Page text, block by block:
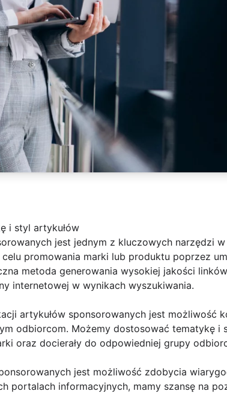
i styl artykułów
jest jednym z kluczowych narzędzi
promowania marki lub produktu poprzez
metoda generowania wysokiej jakości
internetowej w wynikach wyszukiwania.
artykułów sponsorowanych jest możliwość
odbiorcom. Możemy dostosować tematykę i
oraz docierały do odpowiedniej grupy
jest możliwość zdobycia
portalach informacyjnych, mamy szansę na